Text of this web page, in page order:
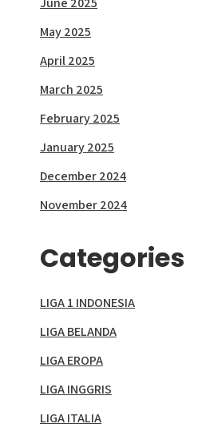
May 2025
April 2025
March 2025
February 2025
January 2025
December 2024
November 2024
Categories
LIGA 1 INDONESIA
LIGA BELANDA
LIGA EROPA
LIGA INGGRIS
LIGA ITALIA